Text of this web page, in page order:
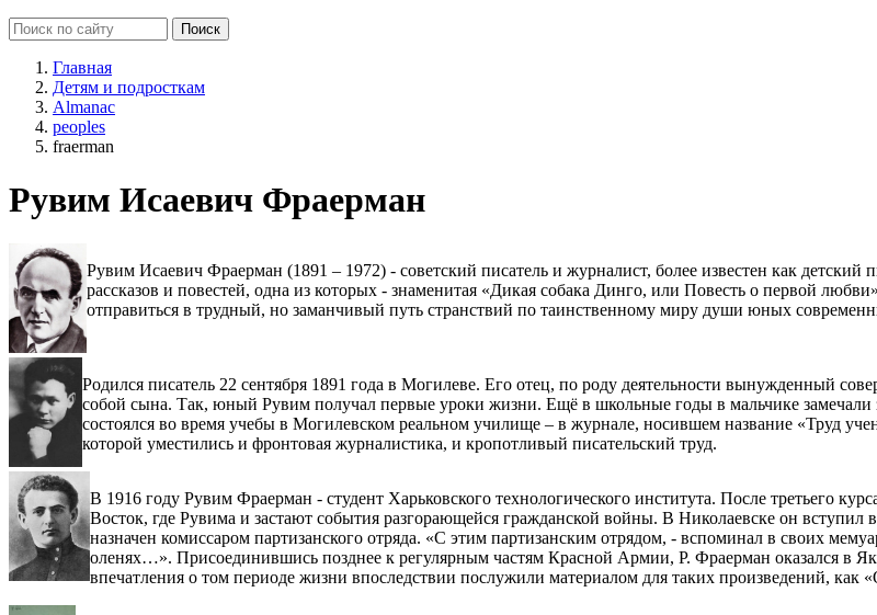
Главная
Детям и подросткам
Almanac
peoples
fraerman
Рувим Исаевич Фраерман
Рувим Исаевич Фраерман (1891 – 1972) - советский писатель и журналист, более известен как
рассказов и повестей, одна из которых - знаменитая «Дикая собака Динго, или Повесть о первой
отправиться в трудный, но заманчивый путь странствий по таинственному миру души юных
Родился писатель 22 сентября 1891 года в Могилеве. Его отец, по роду деятельности вынужденный
собой сына. Так, юный Рувим получал первые уроки жизни. Ещё в школьные годы в мальчике замечали
состоялся во время учебы в Могилевском реальном училище – в журнале, носившем название «Труд
которой уместились и фронтовая журналистика, и кропотливый писательский труд.
В 1916 году Рувим Фраерман - студент Харьковского технологического института. После третьего
Восток, где Рувима и застают события разгорающейся гражданской войны. В Николаевске он вступил
назначен комиссаром партизанского отряда. «С этим партизанским отрядом, - вспоминал в своих
оленях…». Присоединившись позднее к регулярным частям Красной Армии, Р. Фраерман оказался в
впечатления о том периоде жизни впоследствии послужили материалом для таких произведений, как